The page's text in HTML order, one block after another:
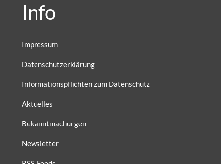
Info
Impressum
Datenschutzerklärung
Informationspflichten zum Datenschutz
Aktuelles
Bekanntmachungen
Newsletter